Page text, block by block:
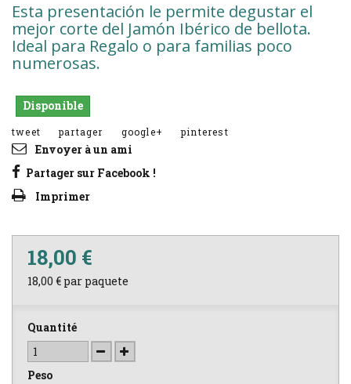
Esta presentación le permite degustar el
mejor corte del Jamón Ibérico de bellota.
Ideal para Regalo o para familias poco
numerosas.
Disponible
tweet partager google+ pinterest
Envoyer à un ami
Partager sur Facebook !
Imprimer
18,00 €
18,00 € par paquete
Quantité
Peso